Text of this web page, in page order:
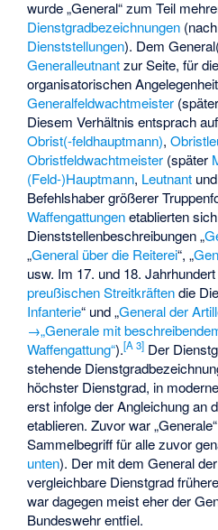
wurde „General“ zum Teil
Dienstgradbezeichnungen
Dienststellungen). Dem
Generalleutnantzur Seite, für
organisatorischen
Generalfeldwachtmeister
Diesem Verhältnis entsprach
Obrist(-feldhauptmann),
Obristfeldwachtmeister (später
(Feld-)Hauptmann, Leutnant und
Befehlshaber größerer
Waffengattungenetablierten
Dienststellenbeschreibungen „
„General über die Reiterei“, „
usw. Im 17. und 18.
preußischen Streitkräftendie
Infanterie“ und „General der
→„Generale mit
Waffengattung“).[A 3] Der
stehende
höchster Dienstgrad, in
erst infolge der Angleichung an
etablieren. Zuvor war
Sammelbegriff für alle zuvor
unten). Der mit dem General
vergleichbare Dienstgrad
war dagegen meist eher der
Bundeswehr entfiel.